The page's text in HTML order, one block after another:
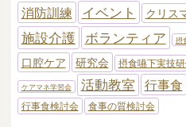
消防訓練
イベント クリス
施設介護 ボランティア 摂
口腔ケア 研究会 摂食嚥下実技
ケアマネ学習会 活動教室 行事食
行事食検討会 食事の質検討会